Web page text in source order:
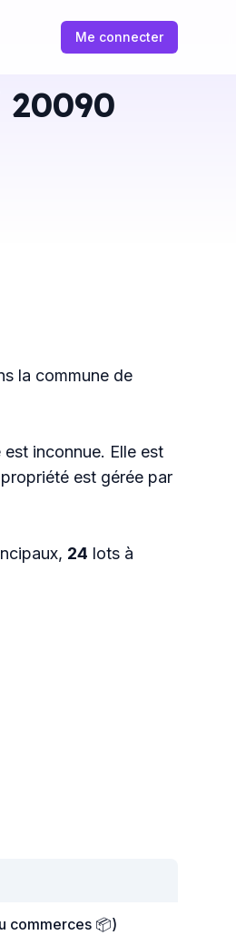
Me connecter
la commune de
inconnue. Elle est
est gérée par
24 lots à
commerces 📦)